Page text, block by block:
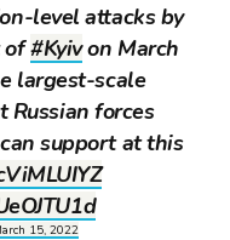
level attacks by
of#Kyivon March
largest-scale
Russian forces
support at this
15, 2022